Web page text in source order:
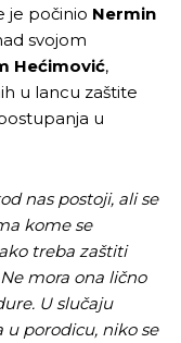
je počinio Nermin
svojom
Hećimović,
u lancu zaštite
u
nas postoji, ali se
kome se
treba zaštiti
mora ona lično
U slučaju
u porodicu, niko se